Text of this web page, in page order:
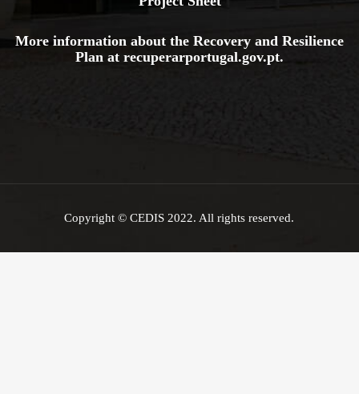
More information about the Recovery and Resilience
Plan at recuperarportugal.gov.pt.
Copyright © CEDIS 2022. All rights reserved.